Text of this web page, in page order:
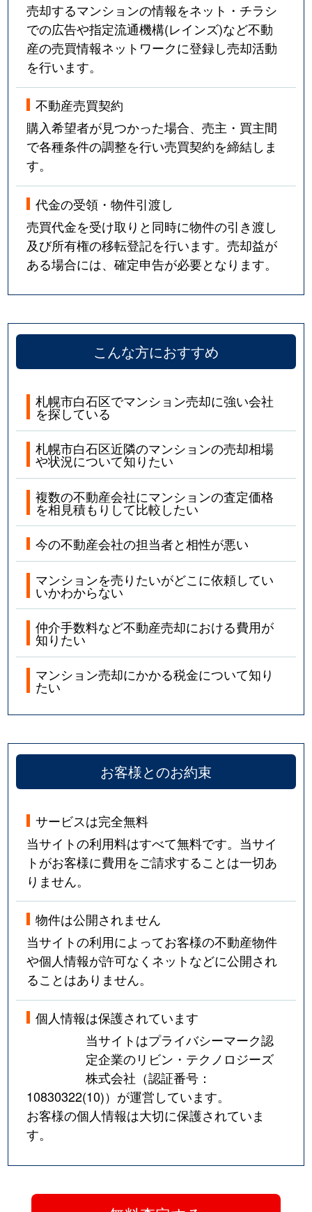
売却するマンションの情報をネット・チラシ
での広告や指定流通機構(レインズ)など不動
産の売買情報ネットワークに登録し売却活動
を行います。
不動産売買契約
購入希望者が見つかった場合、売主・買主間
で各種条件の調整を行い売買契約を締結しま
す。
代金の受領・物件引渡し
売買代金を受け取りと同時に物件の引き渡し
及び所有権の移転登記を行います。売却益が
ある場合には、確定申告が必要となります。
こんな方におすすめ
札幌市白石区でマンション売却に強い会社
を探している
札幌市白石区近隣のマンションの売却相場
や状況について知りたい
複数の不動産会社にマンションの査定価格
を相見積もりして比較したい
今の不動産会社の担当者と相性が悪い
マンションを売りたいがどこに依頼してい
いかわからない
仲介手数料など不動産売却における費用が
知りたい
マンション売却にかかる税金について知り
たい
お客様とのお約束
サービスは完全無料
当サイトの利用料はすべて無料です。当サイ
トがお客様に費用をご請求することは一切あ
りません。
物件は公開されません
当サイトの利用によってお客様の不動産物件
や個人情報が許可なくネットなどに公開され
ることはありません。
個人情報は保護されています
当サイトはプライバシーマーク認
定企業のリビン・テクノロジーズ
株式会社（認証番号：
10830322(10)）が運営しています。
お客様の個人情報は大切に保護されていま
す。